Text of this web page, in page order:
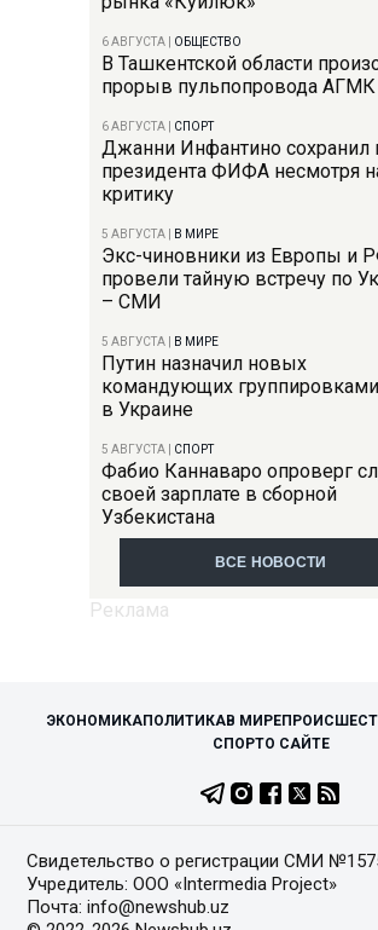
6 АВГУСТА ОБЩЕСТВО
В Ташкентской области
прорыв пульпопровода АГМК
6 АВГУСТА СПОРТ
Джанни Инфантино сохранил
президента ФИФА несмотря
критику
5 АВГУСТА В МИРЕ
Экс-чиновники из Европы и
провели тайную встречу по
– СМИ
5 АВГУСТА В МИРЕ
Путин назначил новых
командующих
в Украине
5 АВГУСТА СПОРТ
Фабио Каннаваро опроверг
своей зарплате в сборной
Узбекистана
ВСЕ НОВОСТИ
ЭКОНОМИКАПОЛИТИКАВ МИРЕ
СПОРТО САЙТЕ
Свидетельство о регистрации СМИ
Учредитель: ООО «Intermedia Project»
Почта: info@newshub.uz